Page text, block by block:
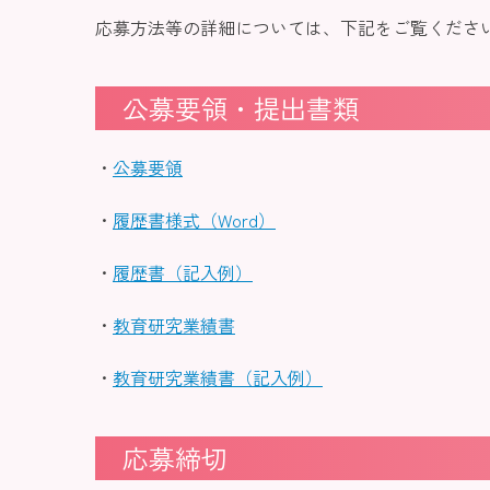
応募方法等の詳細については、下記をご覧くださ
公募要領・提出書類
・ 公募要領
・ 履歴書様式（Word）
・ 履歴書（記入例）
・ 教育研究業績書
・ 教育研究業績書（記入例）
応募締切